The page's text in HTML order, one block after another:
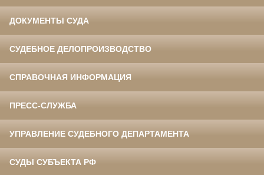
ДОКУМЕНТЫ СУДА
СУДЕБНОЕ ДЕЛОПРОИЗВОДСТВО
СПРАВОЧНАЯ ИНФОРМАЦИЯ
ПРЕСС-СЛУЖБА
УПРАВЛЕНИЕ СУДЕБНОГО ДЕПАРТАМЕНТА
СУДЫ СУБЪЕКТА РФ